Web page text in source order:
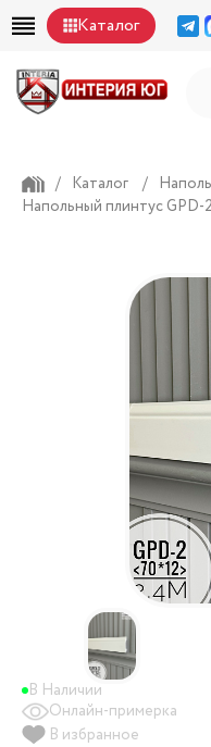
Каталог
/ Каталог /
Напольный плинтус
В Наличии
Онлайн-примерка
В избранное